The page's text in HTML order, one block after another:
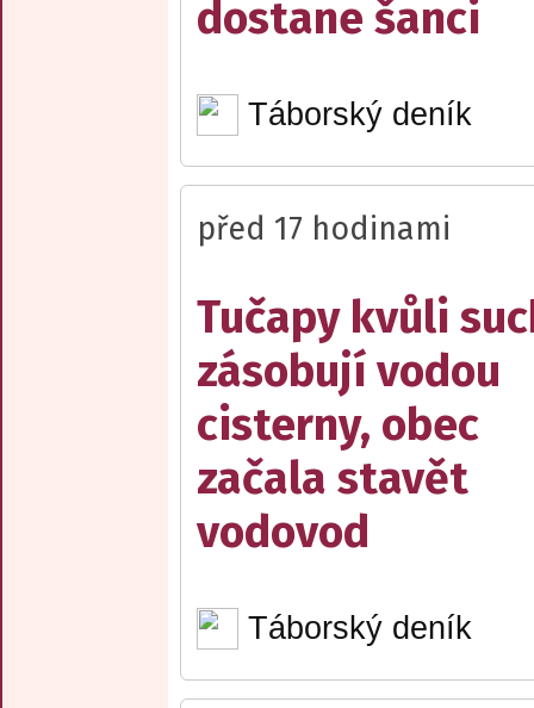
dostane šanci
Táborský deník
před 17 hodinami
Tučapy kvůli
zásobují vodou
cisterny, obec
začala stavět
vodovod
Táborský deník